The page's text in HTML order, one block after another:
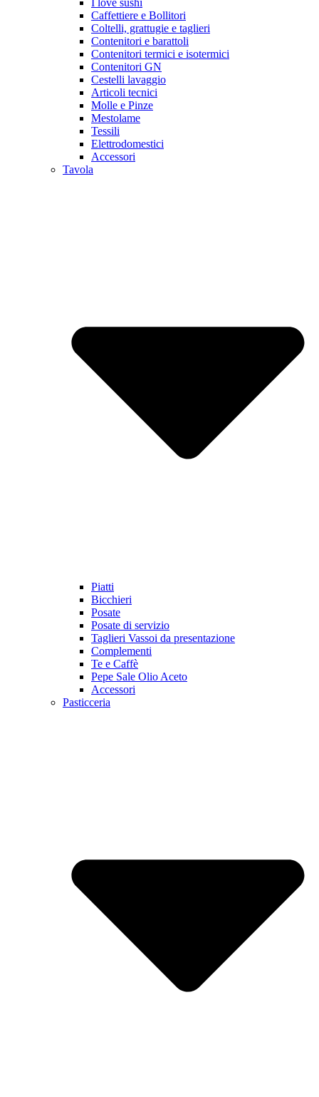
Caffettiere e Bollitori
Coltelli, grattugie e taglieri
Contenitori e barattoli
Contenitori termici e isotermici
Contenitori GN
Cestelli lavaggio
Articoli tecnici
Molle e Pinze
Mestolame
Tessili
Elettrodomestici
Accessori
Tavola
Piatti
Bicchieri
Posate
Posate di servizio
Taglieri Vassoi da presentazione
Complementi
Te e Caffè
Pepe Sale Olio Aceto
Accessori
Pasticceria